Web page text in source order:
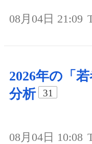
08月04日 21:09
2026年の「
分析
31
08月04日 10:08